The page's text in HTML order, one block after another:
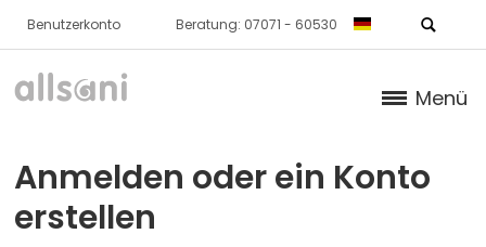
Benutzerkonto Beratung: 07071 - 60530
Menü
Bücher
Anmelden oder ein Konto
erstellen